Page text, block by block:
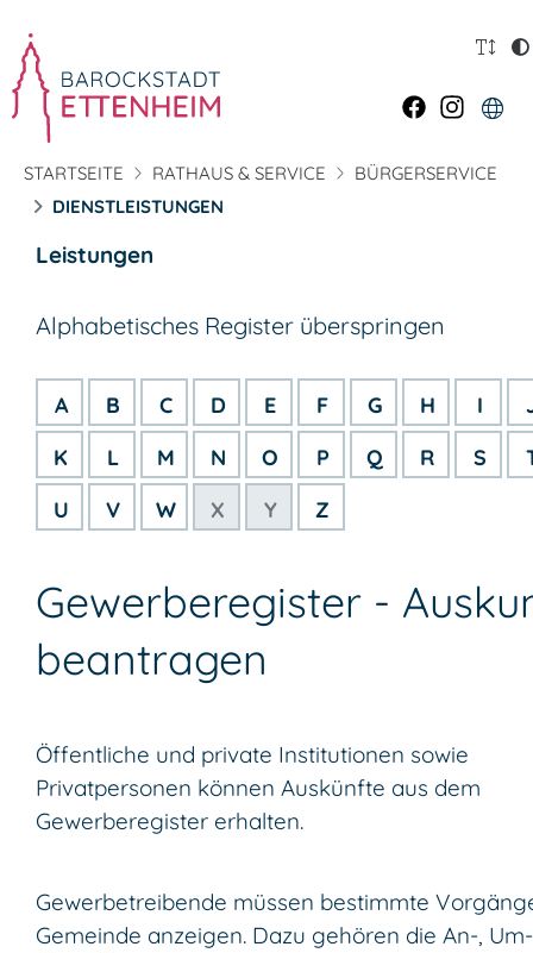
STARTSEITE RATHAUS & SERVICE
BÜRGERSERVICE
DIENSTLEISTUNGEN
Leistungen
Alphabetisches Register überspringen
A B C D E F G H I
K
L M N O P Q R S
U
V W X Y Z
Gewerberegister -
beantragen
Öffentliche und private Institutionen sowie
Privatpersonen können Auskünfte aus dem
Gewerberegister erhalten.
Gewerbetreibende müssen bestimmte
Gemeinde anzeigen. Dazu gehören die An-,